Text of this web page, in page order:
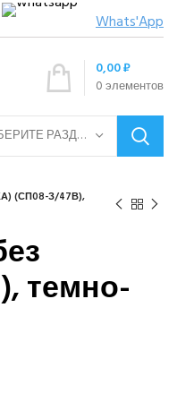
Whats'App
0элементов
0,00₽
ВЫБЕРИТЕ РАЗДЕЛ
(СП08-З/47В),
темно-